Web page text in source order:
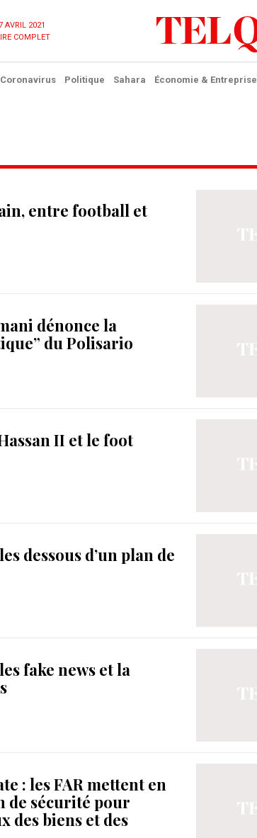
AVRIL 2021
COMPLET
Coronavirus Politique Sahara Économie & Entreprise
entre football et
dénonce la
du Polisario
II et le foot
dessous d’un plan de
fake news et la
: les FAR mettent en
de sécurité pour
des biens et des